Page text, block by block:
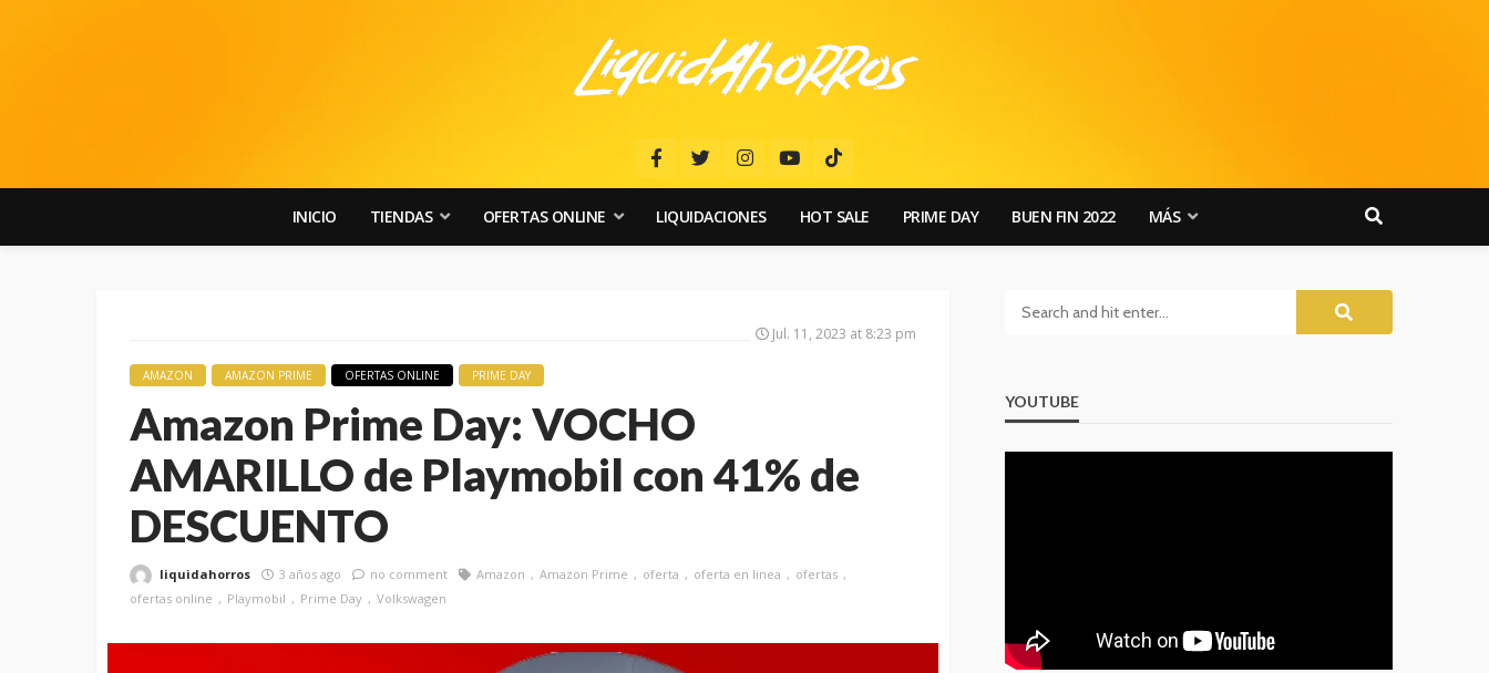
INICIO TIENDAS OFERTAS ONLINE LIQUIDACIONES HOT SALE PRIME DAY BUEN FIN 2022 MÁS
Jul. 11, 2023 at 8:23 pm
AMAZON AMAZON PRIME OFERTAS ONLINE PRIME DAY
Amazon Prime Day: VOCHO
AMARILLO de Playmobil con 41% de
DESCUENTO
liquidahorros 3 años ago no comment Amazon Amazon Prime oferta oferta en linea
ofertas
ofertas online
Playmobil Prime Day Volkswagen
YOUTUBE